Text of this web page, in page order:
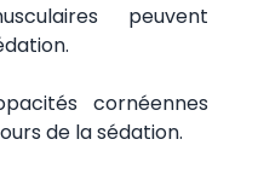
peuvent
cornéennes
de la sédation.